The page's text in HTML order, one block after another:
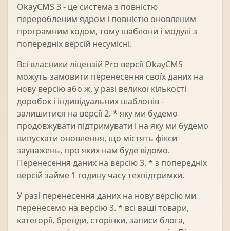
OkayCMS 3 - це система з повністю
переробленим ядром і повністю оновленим
програмним кодом, тому шаблони і модулі з
попередніх версій несумісні.
Всі власники ліцензій Pro версії OkayCMS
можуть замовити перенесення своїх даних на
нову версію або ж, у разі великої кількості
доробок і індивідуальних шаблонів -
залишитися на версії 2. * яку ми будемо
продовжувати підтримувати і на яку ми будемо
випускати оновлення, що містять фікси
зауважень, про яких нам буде відомо.
Перенесення даних на версію 3. * з попередніх
версій займе 1 годину часу техпідтримки.
У разі перенесення даних на нову версію ми
перенесемо на версію 3. * всі ваші товари,
категорії, бренди, сторінки, записи блога,